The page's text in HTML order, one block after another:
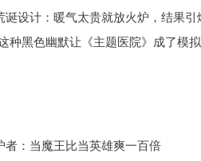
设计：暖气太贵就放火炉，结果
种黑色幽默让《主题医院》成了模
者：当魔王比当英雄爽一百倍